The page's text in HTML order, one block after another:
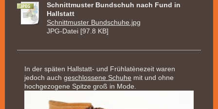
Schnittmuster Bundschuh nach Fund in
Hallstatt
Schnittmuster Bundschuhe.jpg
JPG-Datei [97.8 KB]
In der späten Hallstatt- und Frühlatènezeit waren
jedoch auch geschlossene Schuhe mit und ohne
hochgezogene Spitze groß in Mode.